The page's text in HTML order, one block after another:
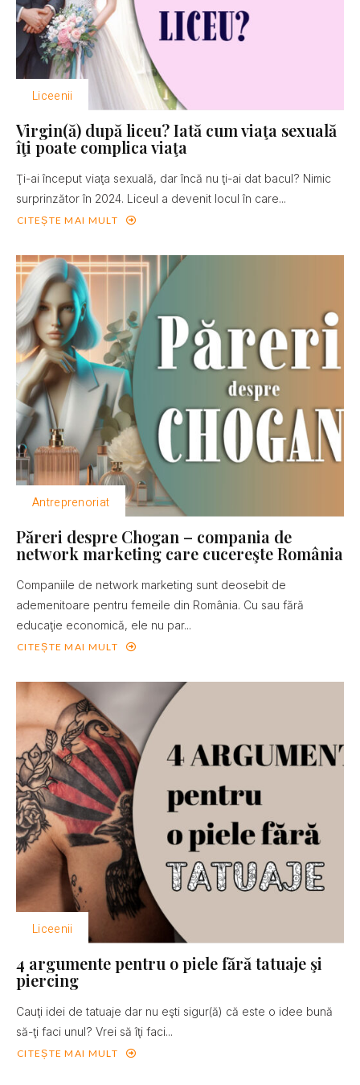
Liceenii
Virgin(ă) după liceu? Iată cum viaţa sexuală
îţi poate complica viaţa
Ţi-ai început viaţa sexuală, dar încă nu ţi-ai dat bacul? Nimic
surprinzător în 2024. Liceul a devenit locul în care...
CITEȘTE MAI MULT
Antreprenoriat
Păreri despre Chogan – compania de
network marketing care cucereşte România
Companiile de network marketing sunt deosebit de
ademenitoare pentru femeile din România. Cu sau fără
educaţie economică, ele nu par...
CITEȘTE MAI MULT
Liceenii
4 argumente pentru o piele fără tatuaje şi
piercing
Cauţi idei de tatuaje dar nu eşti sigur(ă) că este o idee bună
să-ţi faci unul? Vrei să îţi faci...
CITEȘTE MAI MULT